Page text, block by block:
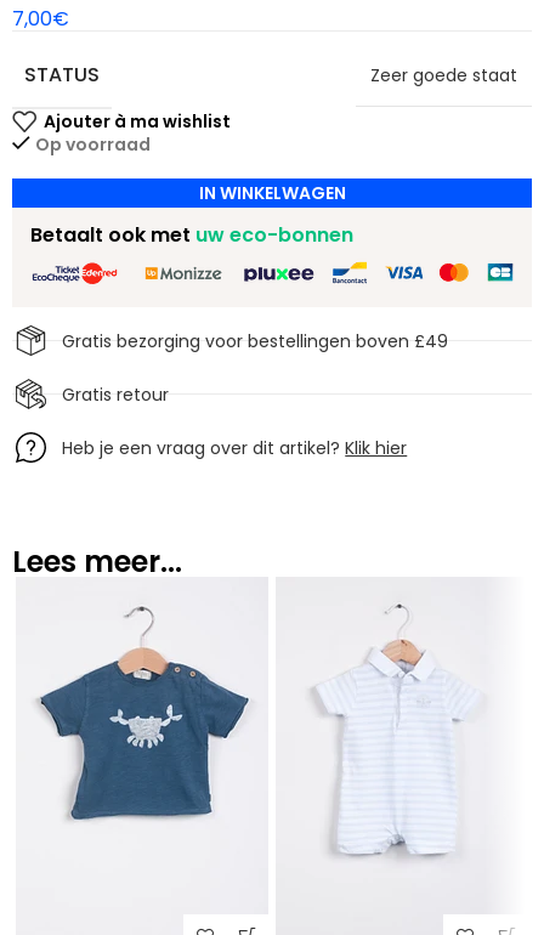
7,00€
STATUS
Zeer goede staat
Op voorraad
IN WINKELWAGEN
Gratis bezorging voor bestellingen boven £49
Gratis retour
Heb je een vraag over dit artikel?Klik hier
Betaalt ook met uw eco-bonnen
Lees meer...